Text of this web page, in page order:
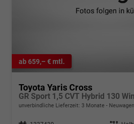
ab 659,– € mtl.
Toyota Yaris Cross
GR Sport 1,5 CVT Hybrid 130
unverbindliche Lieferzeit: 3 Monate Neuwagen